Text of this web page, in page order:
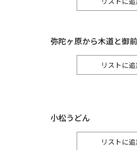
弥陀ヶ原から木道と御
リスト
小松うどん
リスト